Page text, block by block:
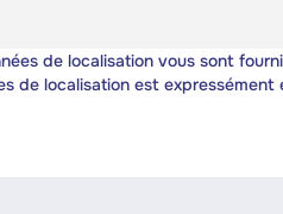
de localisation vous sont
de localisation est expressément